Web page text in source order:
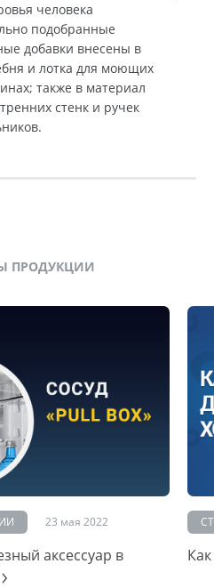
человека
подобранные
добавки внесены в
и лотка для моющих
также в материал
стенк и ручек
ПРОДУКЦИИ
23 мая 2022
аксессуар в